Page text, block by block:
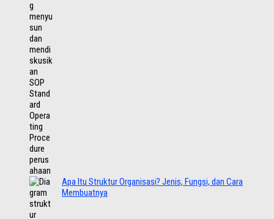
Apa Itu Struktur Organisasi? Jenis, Fungsi, dan Cara
Membuatnya